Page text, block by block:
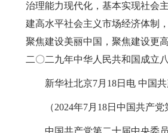
治理能力现代化，基本实现社会
建高水平社会主义市场经济体制
聚焦建设美丽中国，聚焦建设更
二〇二九年中华人民共和国成立
新华社北京7月18日电 中国
（2024年7月18日中国共产
中国共产党第二十届中央委